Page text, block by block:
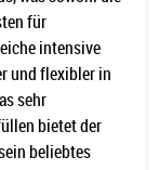
für
intensive
und flexibler in
sehr
bietet der
beliebtes